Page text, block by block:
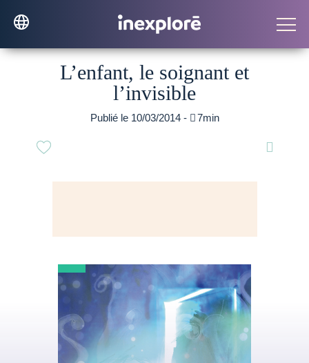
L’enfant, le soignant et
l’invisible
Publié le 10/03/2014 - 7min
